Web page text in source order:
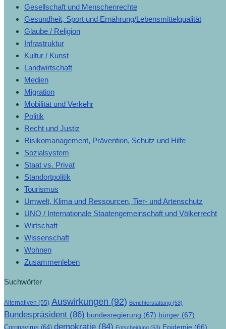
Gesellschaft und Menschenrechte
Gesundheit, Sport und Ernährung/Lebensmittelqualität
Glaube / Religion
Infrastruktur
Kultur / Kunst
Landwirtschaft
Medien
Migration
Mobilität und Verkehr
Politik
Recht und Justiz
Risikomanagement, Prävention, Schutz und Hilfe
Sozialsystem
Staat vs. Privat
Standortpolitik
Tourismus
Umwelt, Klima und Ressourcen, Tier- und Artenschutz
UNO / Internationale Staatengemeinschaft und Völkerrecht
Wirtschaft
Wissenschaft
Wohnen
Zusammenleben
Suchwörter
Alternativen (55) Auswirkungen (92) Berichterstattung (53)
Bundespräsident (86) bundesregierung (67) bürger (67)
Coronavirus (64) demokratie (84) Entscheidung (53) Epidemie (66)